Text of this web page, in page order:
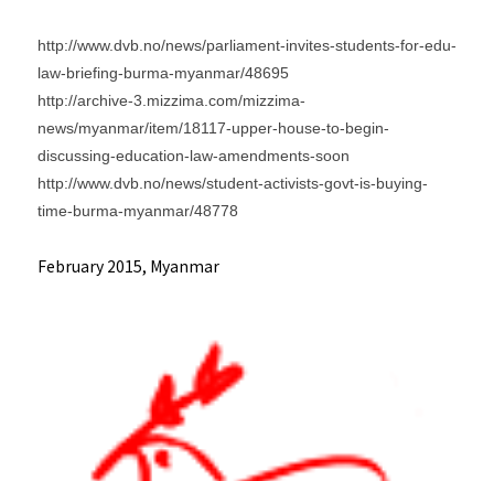
http://www.dvb.no/news/parliament-invites-students-for-edu-
law-briefing-burma-myanmar/48695
http://archive-3.mizzima.com/mizzima-
news/myanmar/item/18117-upper-house-to-begin-
discussing-education-law-amendments-soon
http://www.dvb.no/news/student-activists-govt-is-buying-
time-burma-myanmar/48778
February 2015, Myanmar